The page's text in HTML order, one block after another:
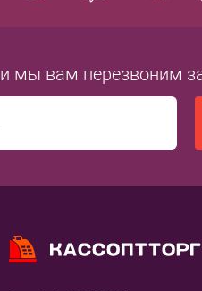
и мы вам перезвоним